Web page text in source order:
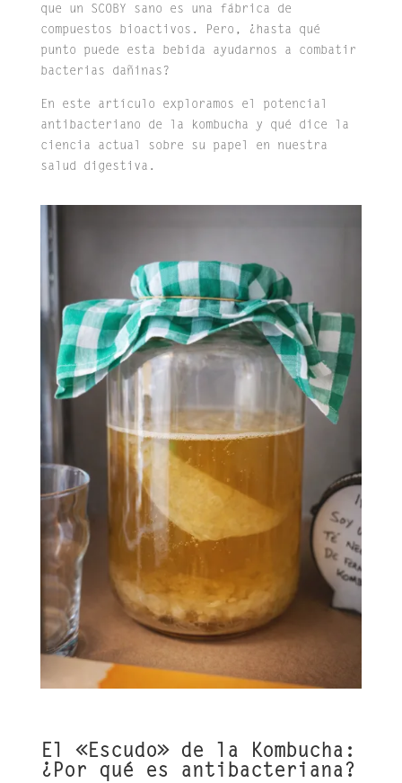
que un SCOBY sano es una fábrica de
compuestos bioactivos. Pero, ¿hasta qué
punto puede esta bebida ayudarnos a combatir
bacterias dañinas?
En este artículo exploramos el potencial
antibacteriano de la kombucha y qué dice la
ciencia actual sobre su papel en nuestra
salud digestiva.
El «Escudo» de la Kombucha:
¿Por qué es antibacteriana?